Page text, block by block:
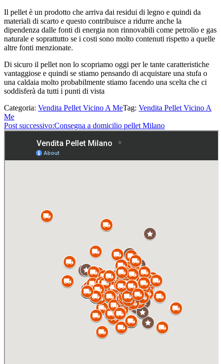
Il pellet è un prodotto che arriva dai residui di legno e quindi da
materiali di scarto e questo contribuisce a ridurre anche la
dipendenza dalle fonti di energia non rinnovabili come petrolio e gas
naturale e soprattutto se i costi sono molto contenuti rispetto a quelle
altre fonti menzionate.
Di sicuro il pellet non lo scopriamo oggi per le tante caratteristiche
vantaggiose e quindi se stiamo pensando di acquistare una stufa o
una caldaia molto probabilmente stiamo facendo una scelta che ci
soddisferà da tutti i punti di vista
Categoria: Vendita Pellet Vicino A MeTag: Vendita Pellet Vicino A
Me
Post successivo:Consegna a domicilio pellet Milano